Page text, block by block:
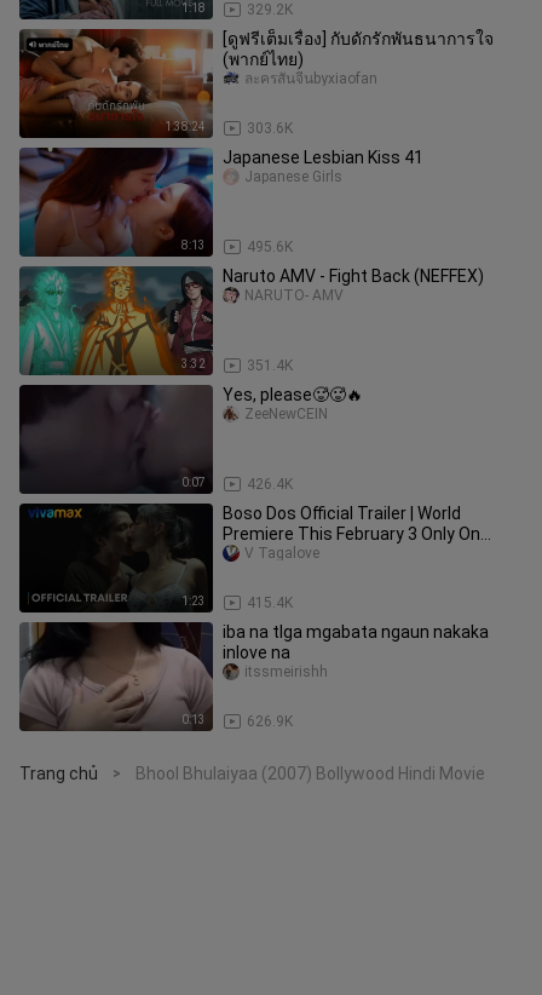
1:18 329.2K
1:38:24
[ดูฟรีเต็มเรื่อง] กับดักรักพันธนาการใจ
(พากย์ไทย)
303.6K
ละครสั้นจีนbyxiaofan
8:13
Japanese Lesbian Kiss 41
495.6K
Japanese Girls
3:32
Naruto AMV - Fight Back (NEFFEX)
351.4K
NARUTO- AMV
0:07
Yes, please🥵🥵🔥
426.4K
ZeeNewCEIN
1:23
Boso Dos Official Trailer | World
Premiere This February 3 Only On
Vivamax
415.4K
V Tagalove
0:13
iba na tlga mgabata ngaun nakaka
inlove na
626.9K
itssmeirishh
Trang chủ > Bhool Bhulaiyaa (2007) Bollywood Hindi Movie